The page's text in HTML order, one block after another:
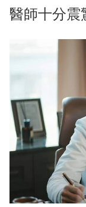
醫師十分震